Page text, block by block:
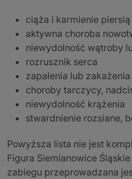
ciąża i karmienie piersią
aktywna choroba
niewydolność wątroby
rozrusznik serca
zapalenia lub
choroby tarczycy,
niewydolność krążenia
stwardnienie rozsiane,
Powyższa lista nie jest
Figura Siemianowice
zabiegu przeprowadzana